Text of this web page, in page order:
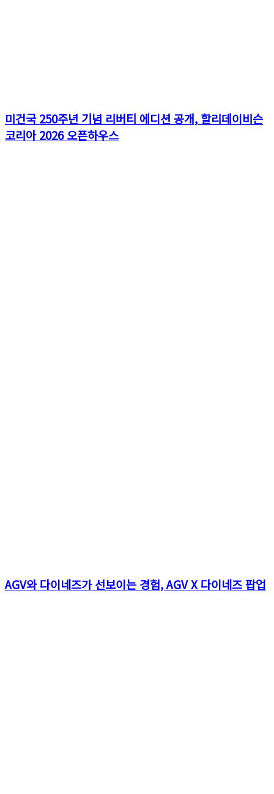
미건국 250주년 기념 리버티 에디션 공개, 할리데이비슨
코리아 2026 오픈하우스
AGV와 다이네즈가 선보이는 경험, AGV X 다이네즈 팝업